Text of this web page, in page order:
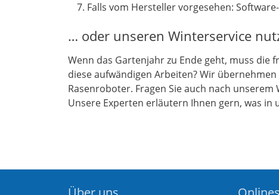
Falls vom Hersteller vorgesehen:
… oder unseren Winterservice
Wenn das Gartenjahr zu Ende geht, muss
diese aufwändigen Arbeiten? Wir
Rasenroboter. Fragen Sie auch nach
Unsere Experten erläutern Ihnen gern, was